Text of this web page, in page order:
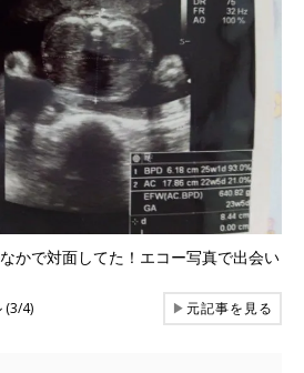
かで対面してた！エコー写真で出会い
(3/4) ▶元記事を見る